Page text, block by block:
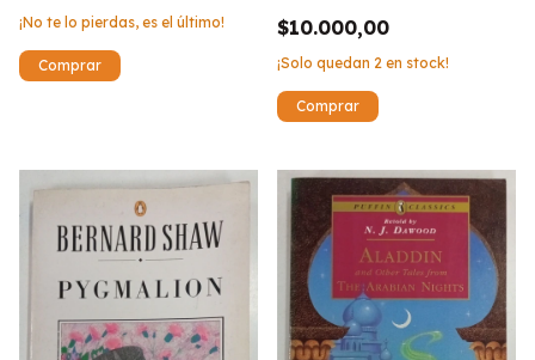
¡No te lo pierdas, es el último! $10.000,00
¡Solo quedan 2 en stock!